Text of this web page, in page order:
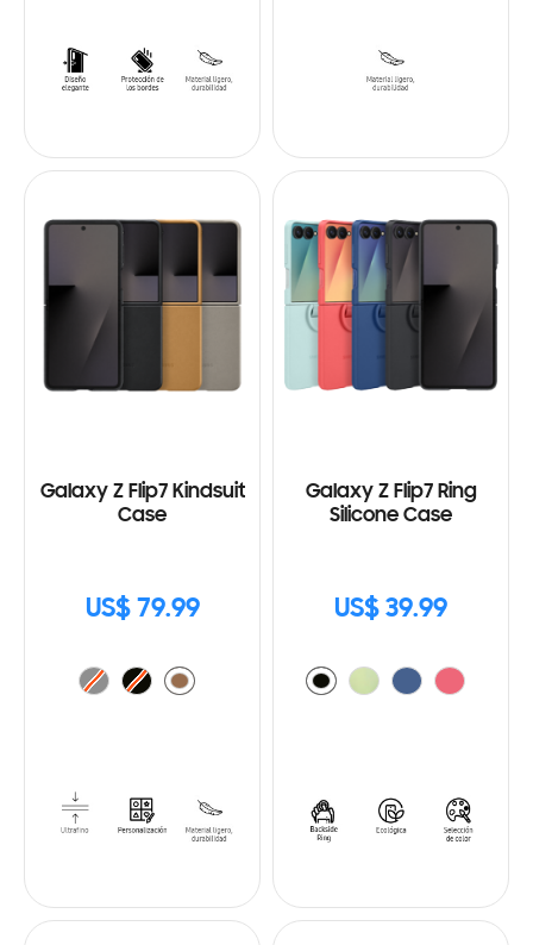
Galaxy Z Flip7 Kindsuit
Case
US$ 79.99
Galaxy Z Flip7 Ring
Silicone Case
US$ 39.99